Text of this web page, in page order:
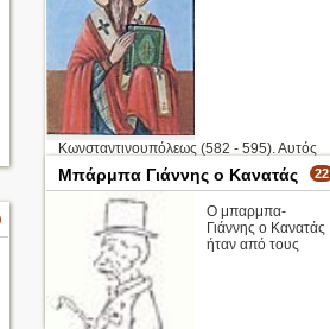
Κωνσταντινουπόλεως (582 - 595). Αυτός
για πρώτη φορά στην ιστορία θα
υιοθετήσει τον τίτλο «Οικουμενικός»,
γεγονός που θα πυροδοτήσει το μένος
του Πάπα Γρηγορίου του Μεγάλου. Ο
Ιωάννης όμως, ...
Απολυτίκιο
22
Μπάρμπα Γιάννης ο Κανατάς
Ο μπαρμπα-
Γιάννης ο Κανατάς
ήταν από τους